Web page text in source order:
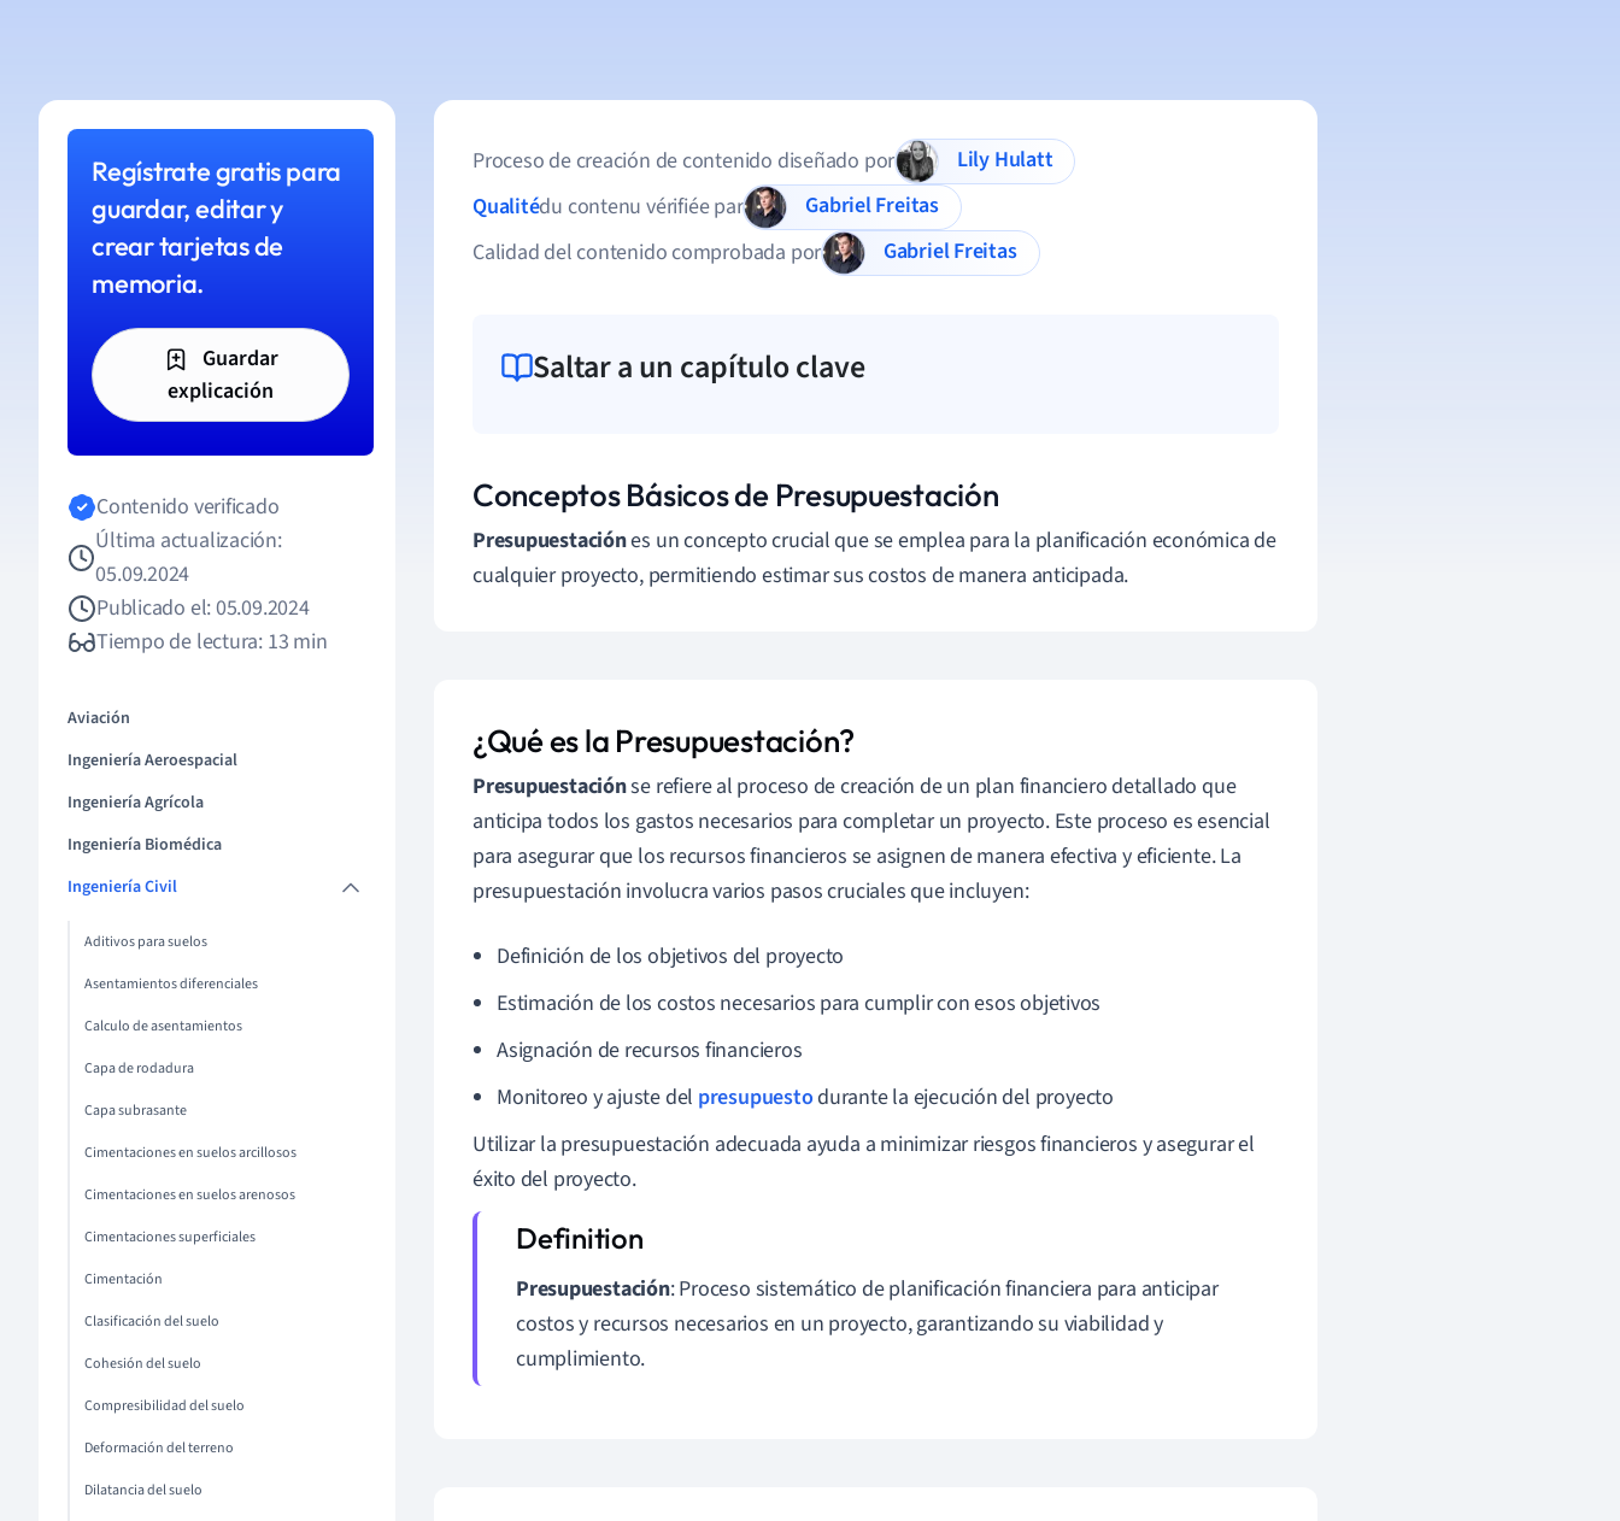
Regístrate gratis para
guardar, editar y
crear tarjetas de
memoria.
Guardar
explicación
Contenido verificado
Última actualización:
05.09.2024
Publicado el: 05.09.2024
Tiempo de lectura: 13 min
Aviación
Ingeniería Aeroespacial
Ingeniería Agrícola
Ingeniería Biomédica
Ingeniería Civil
Aditivos para suelos
Asentamientos diferenciales
Calculo de asentamientos
Capa de rodadura
Capa subrasante
Cimentaciones en suelos arcillosos
Cimentaciones en suelos arenosos
Cimentaciones superficiales
Cimentación
Clasificación del suelo
Cohesión del suelo
Compresibilidad del suelo
Deformación del terreno
Dilatancia del suelo
Proceso de creación de contenido diseñado por
Lily Hulatt
Qualitédu contenu vérifiée par
Gabriel Freitas
Calidad del contenido comprobada por
Gabriel Freitas
Saltar a un capítulo clave
Conceptos Básicos de Presupuestación
Presupuestaciónes un concepto crucial que se emplea para la planificación económica de
cualquier proyecto, permitiendo estimar sus costos de manera anticipada.
¿Qué es la Presupuestación?
Presupuestaciónse refiere al proceso de creación de un plan financiero detallado que
anticipa todos los gastos necesarios para completar un proyecto. Este proceso es esencial
para asegurar que los recursos financieros se asignen de manera efectiva y eficiente. La
presupuestación involucra varios pasos cruciales que incluyen:
Definición de los objetivos del proyecto
Estimación de los costos necesarios para cumplir con esos objetivos
Asignación de recursos financieros
Monitoreo y ajuste del presupuestodurante la ejecución del proyecto
Utilizar la presupuestación adecuada ayuda a minimizar riesgos financieros y asegurar el
éxito del proyecto.
Presupuestación: Proceso sistemático de planificación financiera para anticipar
costos y recursos necesarios en un proyecto, garantizando su viabilidad y
cumplimiento.